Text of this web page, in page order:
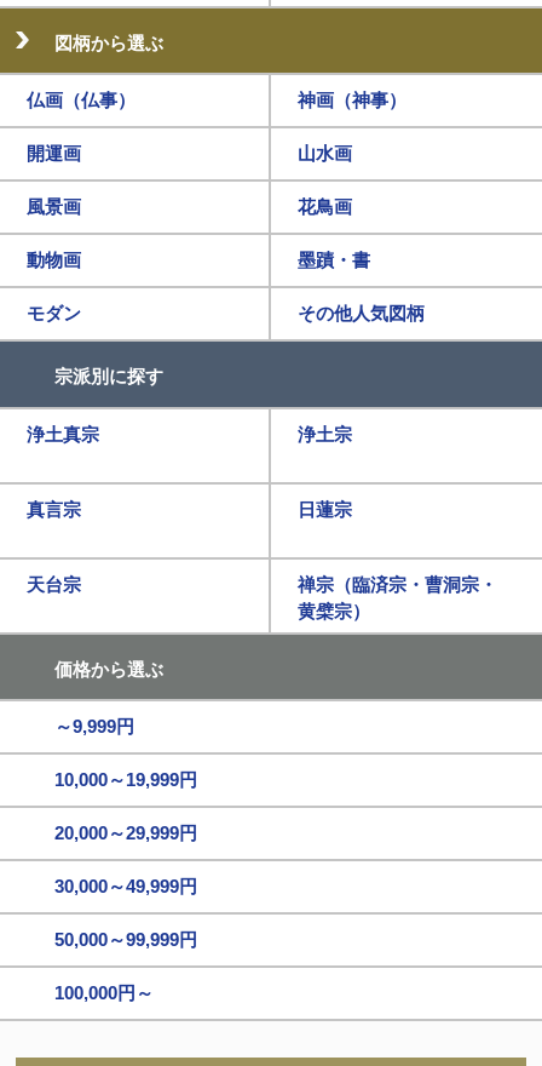
図柄から選ぶ
仏画（仏事） 神画（神事）
開運画 山水画
風景画 花鳥画
動物画 墨蹟・書
モダン その他人気図柄
宗派別に探す
浄土真宗 浄土宗
真言宗 日蓮宗
天台宗
禅宗（臨済宗・曹洞宗・
黄檗宗）
価格から選ぶ
～9,999円
10,000～19,999円
20,000～29,999円
30,000～49,999円
50,000～99,999円
100,000円～